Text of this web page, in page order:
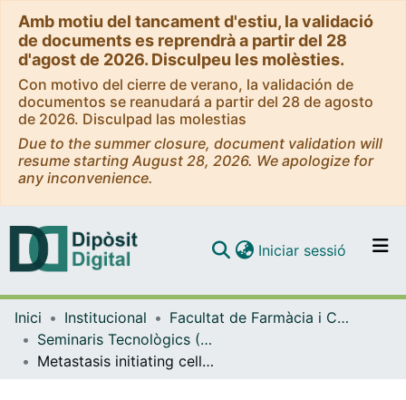
Amb motiu del tancament d'estiu, la validació
de documents es reprendrà a partir del 28
d'agost de 2026. Disculpeu les molèsties.
Con motivo del cierre de verano, la validación de
documentos se reanudará a partir del 28 de agosto
de 2026. Disculpad las molestias
Due to the summer closure, document validation will
resume starting August 28, 2026. We apologize for
any inconvenience.
Navega per tot el DD
Com publicar
Iniciar sessió (current)
Inici Institucional
Facultat de Farmàcia i Ciències de l'Alimentació
Seminaris Tecnològics (Facultat de Farmàcia i Ciències de l'Alimentació)
Metastasis initiating cells: a link between metastasis and what we eat (Seminaris Tecnològics 2017)